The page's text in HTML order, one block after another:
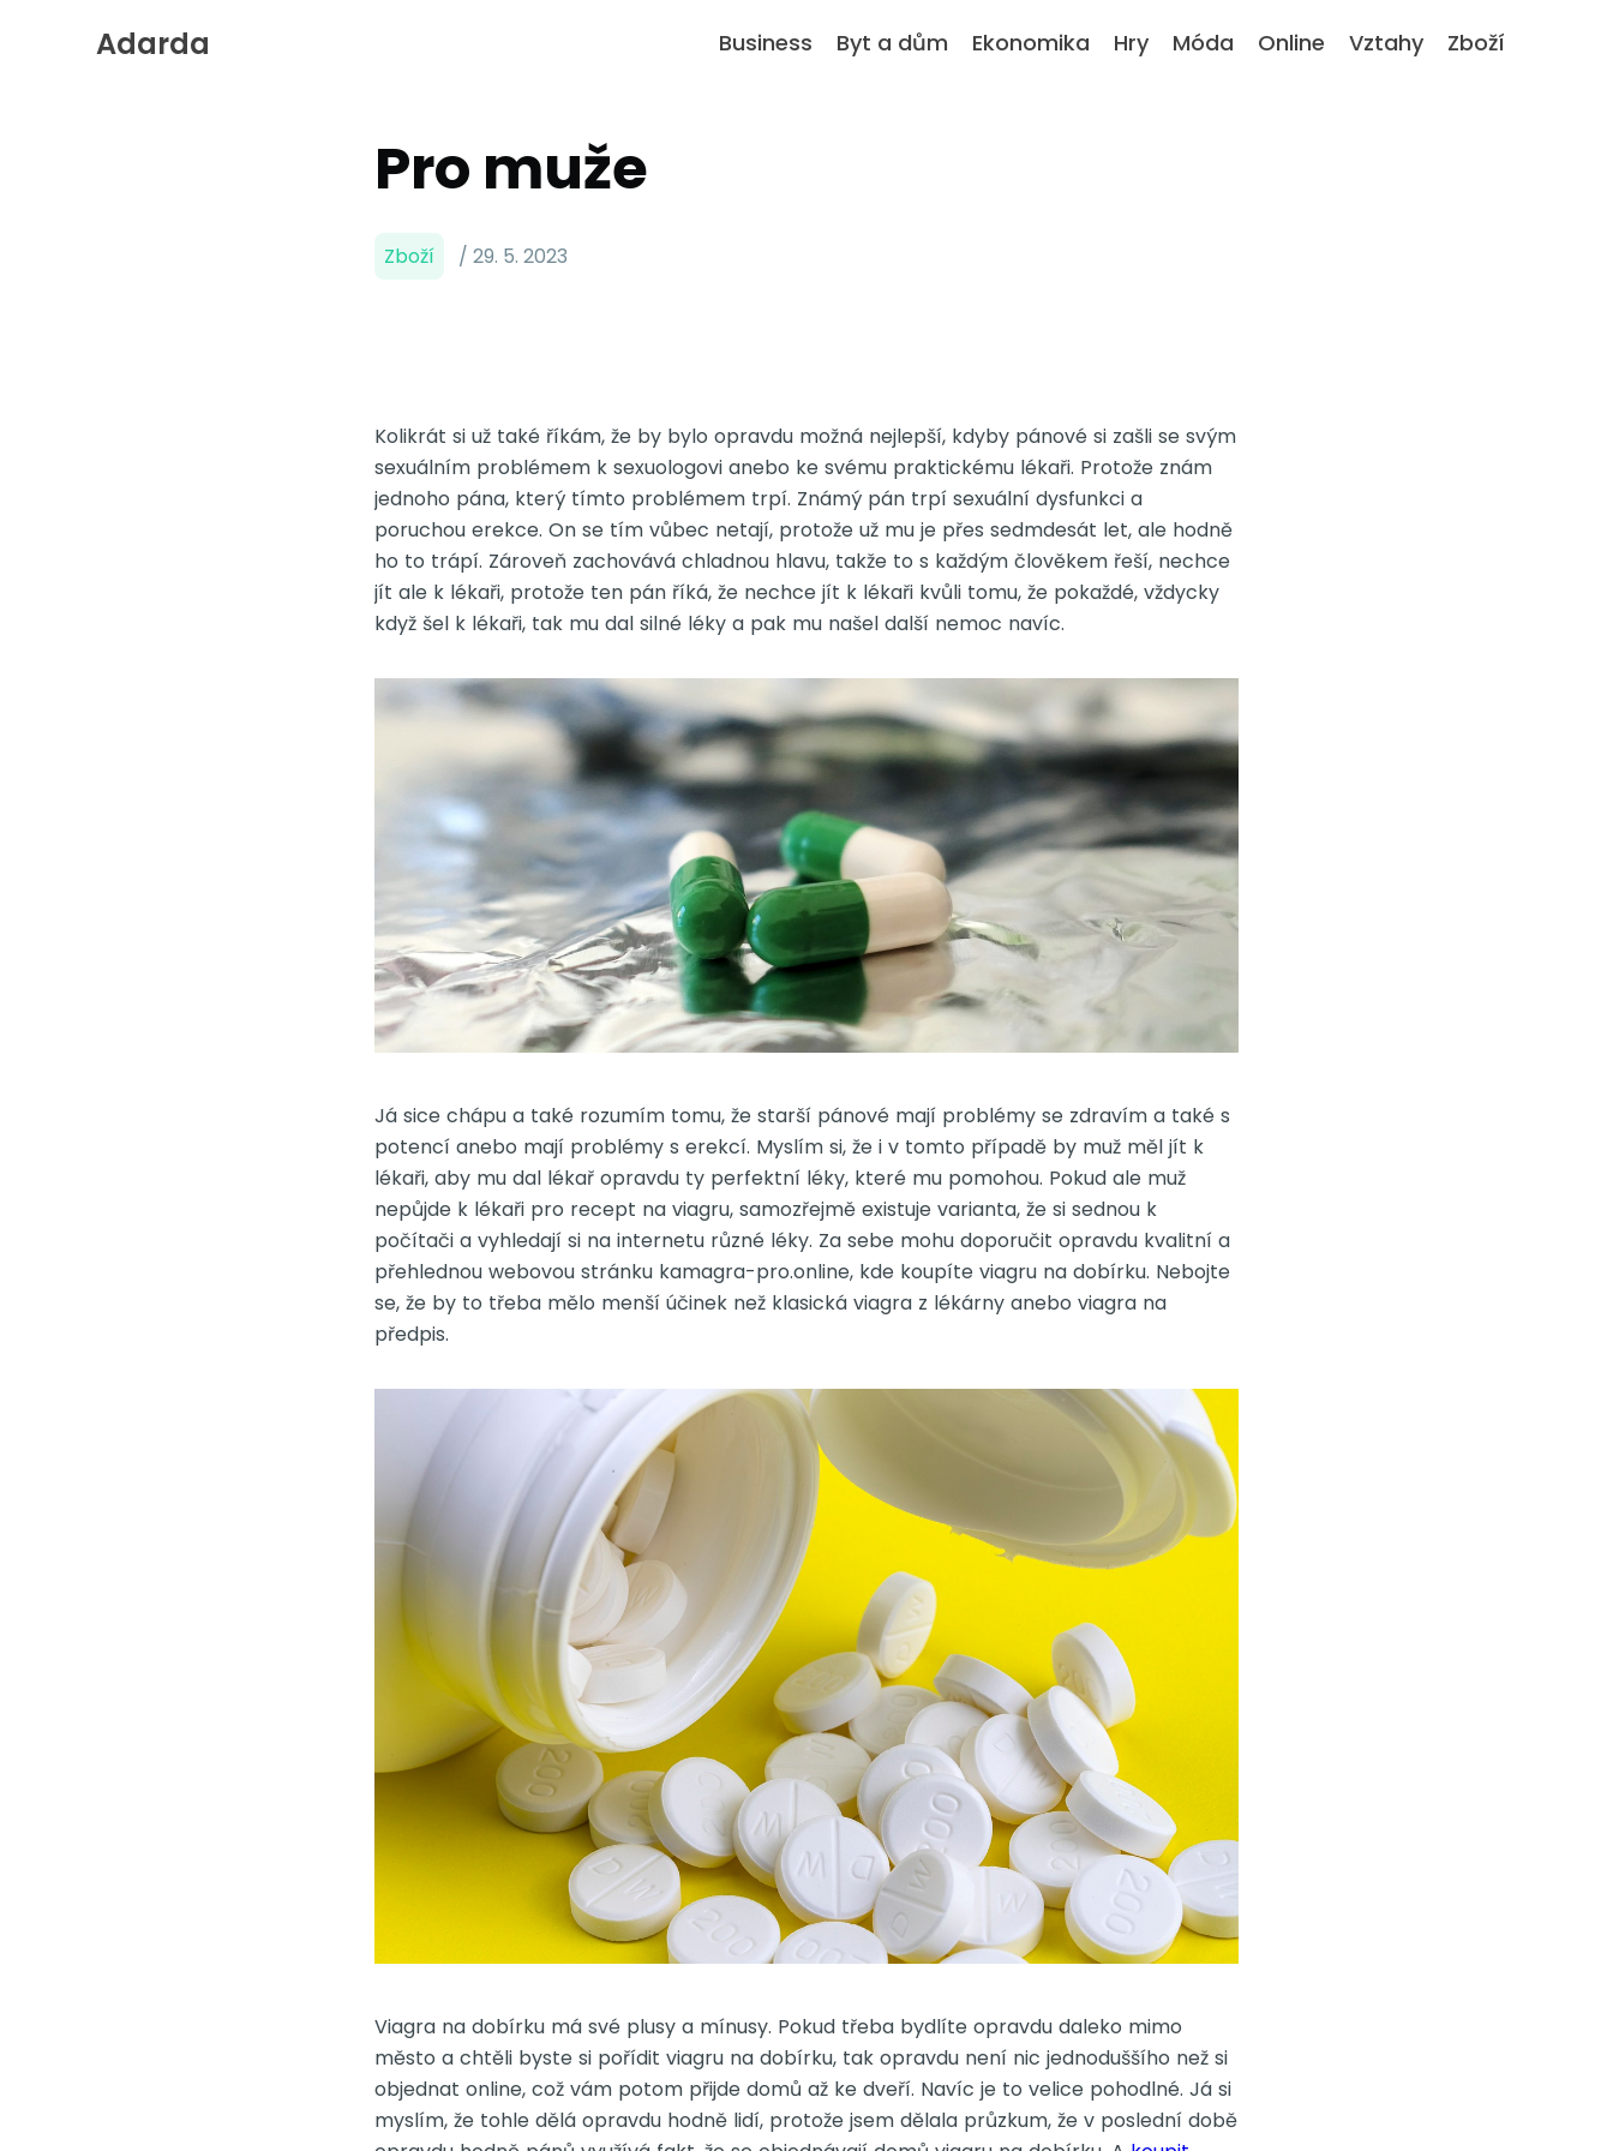
Skip
Adarda Business Byt a dům Ekonomika Hry Móda Online Vztahy Zboží
Pro muže
Zboží / 29. 5. 2023
Kolikrát si už také říkám, že by bylo opravdu možná nejlepší, kdyby pánové si zašli se svým
sexuálním problémem k sexuologovi anebo ke svému praktickému lékaři. Protože znám
jednoho pána, který tímto problémem trpí. Známý pán trpí sexuální dysfunkci a
poruchou erekce. On se tím vůbec netají, protože už mu je přes sedmdesát let, ale hodně
ho to trápí. Zároveň zachovává chladnou hlavu, takže to s každým člověkem řeší, nechce
jít ale k lékaři, protože ten pán říká, že nechce jít k lékaři kvůli tomu, že pokaždé, vždycky
když šel k lékaři, tak mu dal silné léky a pak mu našel další nemoc navíc.
Já sice chápu a také rozumím tomu, že starší pánové mají problémy se zdravím a také s
potencí anebo mají problémy s erekcí. Myslím si, že i v tomto případě by muž měl jít k
lékaři, aby mu dal lékař opravdu ty perfektní léky, které mu pomohou. Pokud ale muž
nepůjde k lékaři pro recept na viagru, samozřejmě existuje varianta, že si sednou k
počítači a vyhledají si na internetu různé léky. Za sebe mohu doporučit opravdu kvalitní a
přehlednou webovou stránku kamagra-pro.online, kde koupíte viagru na dobírku. Nebojte
se, že by to třeba mělo menší účinek než klasická viagra z lékárny anebo viagra na
předpis.
Viagra na dobírku má své plusy a mínusy. Pokud třeba bydlíte opravdu daleko mimo
město a chtěli byste si pořídit viagru na dobírku, tak opravdu není nic jednoduššího než si
objednat online, což vám potom přijde domů až ke dveří. Navíc je to velice pohodlné. Já si
myslím, že tohle dělá opravdu hodně lidí, protože jsem dělala průzkum, že v poslední době